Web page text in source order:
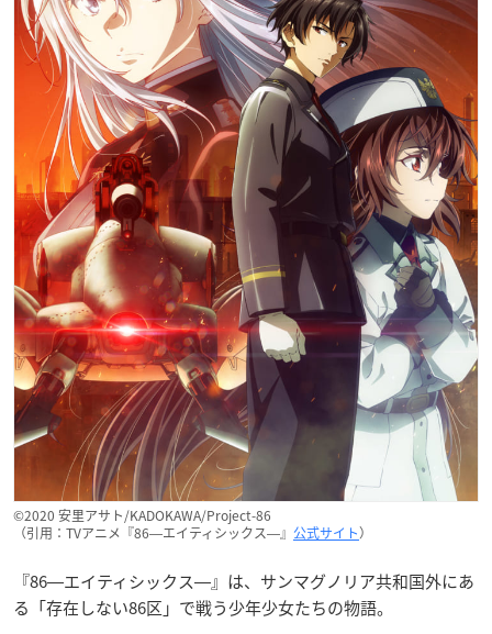
©2020 安里アサト/KADOKAWA/Project-86
（引用：TVアニメ『86―エイティシックス―』 公式サイト）
『86―エイティシックス―』は、サンマグノリア共和国外にあ
る「存在しない86区」で戦う少年少女たちの物語。